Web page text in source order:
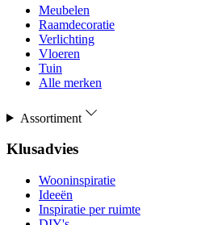
Meubelen
Raamdecoratie
Verlichting
Vloeren
Tuin
Alle merken
Assortiment
Klusadvies
Wooninspiratie
Ideeën
Inspiratie per ruimte